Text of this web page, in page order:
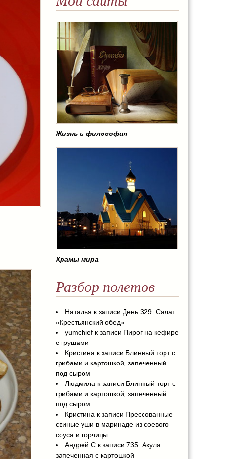
Жизнь и философия
Храмы мира
Разбор полетов
Наталья к записи День 329. Салат
«Крестьянский обед»
yumchiefк записи Пирог на кефире
с грушами
Кристинак записи Блинный торт с
грибами и картошкой, запеченный
под сыром
Людмилак записи Блинный торт с
грибами и картошкой, запеченный
под сыром
Кристинак записи Прессованные
свиные уши в маринаде из соевого
соуса и горчицы
Андрей Ск записи 735. Акула
запеченная с картошкой